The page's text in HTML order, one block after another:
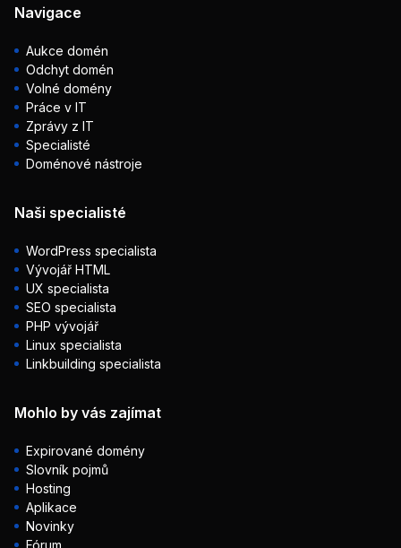
Navigace
Aukce domén
Odchyt domén
Volné domény
Práce v IT
Zprávy z IT
Specialisté
Doménové nástroje
Naši specialisté
WordPress specialista
Vývojář HTML
UX specialista
SEO specialista
PHP vývojář
Linux specialista
Linkbuilding specialista
Mohlo by vás zajímat
Expirované domény
Slovník pojmů
Hosting
Aplikace
Novinky
Fórum